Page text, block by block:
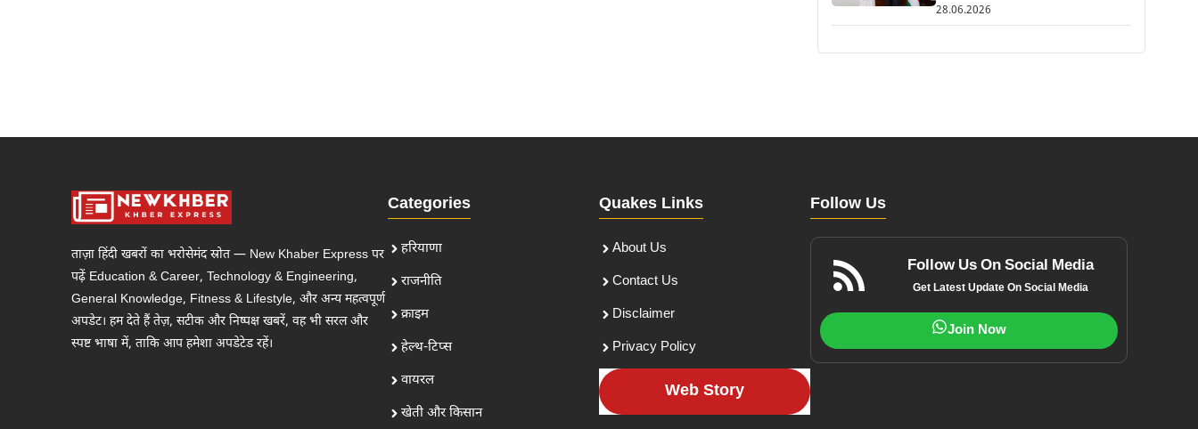
28.06.2026
ताज़ा हिंदी खबरों का भरोसेमंद स्रोत — New Khaber Express पर
पढ़ें Education & Career, Technology & Engineering,
General Knowledge, Fitness & Lifestyle, और अन्य महत्वपूर्ण
अपडेट। हम देते हैं तेज़, सटीक और निष्पक्ष खबरें, वह भी सरल और
स्पष्ट भाषा में, ताकि आप हमेशा अपडेटेड रहें।
Categories
हरियाणा
राजनीति
क्राइम
हेल्थ-टिप्स
वायरल
खेती और किसान
Quakes Links
About Us
Contact Us
Disclaimer
Privacy Policy
Web Story
Follow Us
Follow Us On Social Media
Get Latest Update On Social Media
Join Now